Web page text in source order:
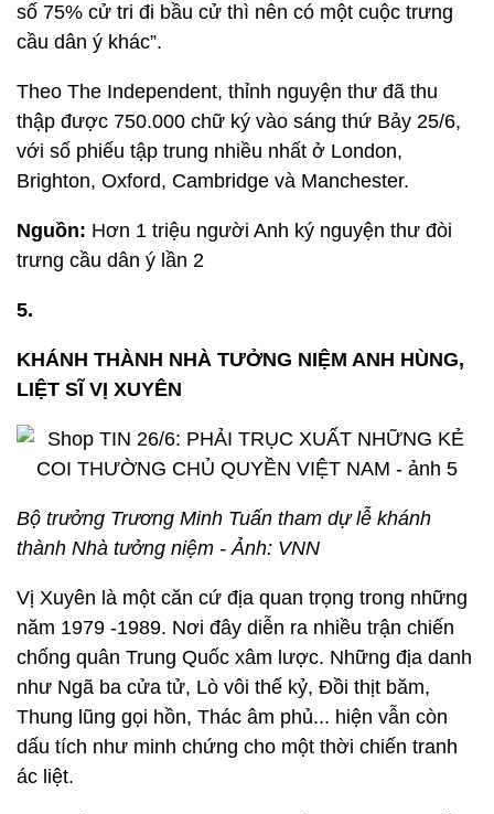
số 75% cử tri đi bầu cử thì nên có một cuộc trưng
cầu dân ý khác”.
Theo The Independent, thỉnh nguyện thư đã thu
thập được 750.000 chữ ký vào sáng thứ Bảy 25/6,
với số phiếu tập trung nhiều nhất ở London,
Brighton, Oxford, Cambridge và Manchester.
Nguồn: Hơn 1 triệu người Anh ký nguyện thư đòi
trưng cầu dân ý lần 2
5.
KHÁNH THÀNH NHÀ TƯỞNG NIỆM ANH HÙNG,
LIỆT SĨ VỊ XUYÊN
Bộ trưởng Trương Minh Tuấn tham dự lễ khánh
thành Nhà tưởng niệm - Ảnh: VNN
Vị Xuyên là một căn cứ địa quan trọng trong những
năm 1979 -1989. Nơi đây diễn ra nhiều trận chiến
chống quân Trung Quốc xâm lược. Những địa danh
như Ngã ba cửa tử, Lò vôi thế kỷ, Đồi thịt băm,
Thung lũng gọi hồn, Thác âm phủ... hiện vẫn còn
dấu tích như minh chứng cho một thời chiến tranh
ác liệt.